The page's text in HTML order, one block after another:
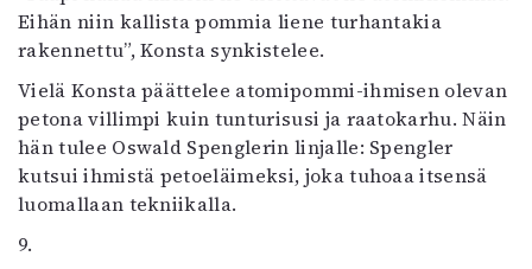
Eihän niin kallista pommia liene turhantakia
rakennettu”, Konsta synkistelee.
Vielä Konsta päättelee atomipommi-ihmisen olevan
petona villimpi kuin tunturisusi ja raatokarhu. Näin
hän tulee Oswald Spenglerin linjalle: Spengler
kutsui ihmistä petoeläimeksi, joka tuhoaa itsensä
luomallaan tekniikalla.
9.